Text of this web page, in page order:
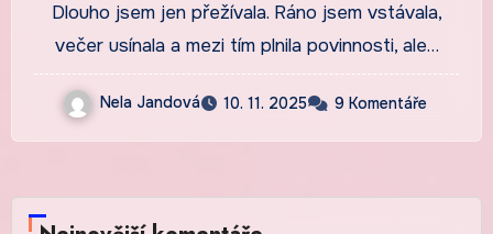
Dlouho jsem jen přežívala. Ráno jsem vstávala,
večer usínala a mezi tím plnila povinnosti, ale…
Nela Jandová 10. 11. 2025 9 Komentáře